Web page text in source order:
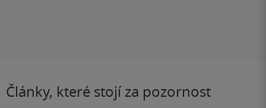
Články, které stojí za pozornost